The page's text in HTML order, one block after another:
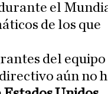
el
de los que
del equipo
aún no